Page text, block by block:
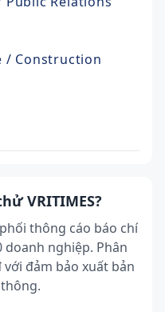
/ Construction
VRITIMES?
thông cáo báo chí
nghiệp. Phân
đảm bảo xuất bản